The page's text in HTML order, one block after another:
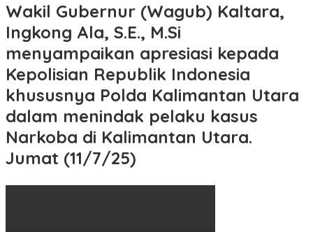
Wakil Gubernur (Wagub) Kaltara,
Ingkong Ala, S.E., M.Si
menyampaikan apresiasi kepada
Kepolisian Republik Indonesia
khususnya Polda Kalimantan Utara
dalam menindak pelaku kasus
Narkoba di Kalimantan Utara.
Jumat (11/7/25)